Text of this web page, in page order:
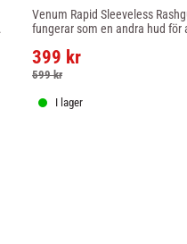
Venum Rapid Sleeveless
fungerar som en andra hud för
grappling.
399 kr
599kr
I lager